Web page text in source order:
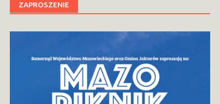
ZAPROSZENIE